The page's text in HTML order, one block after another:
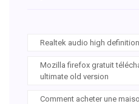
Realtek audio high
Mozilla firefox gratuit
ultimate old version
Comment acheter une